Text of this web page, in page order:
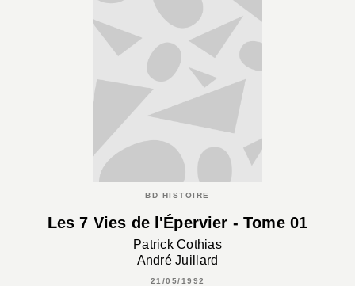
BD HISTOIRE
Les 7 Vies de l'Épervier - Tome 01
Patrick Cothias
André Juillard
21/05/1992